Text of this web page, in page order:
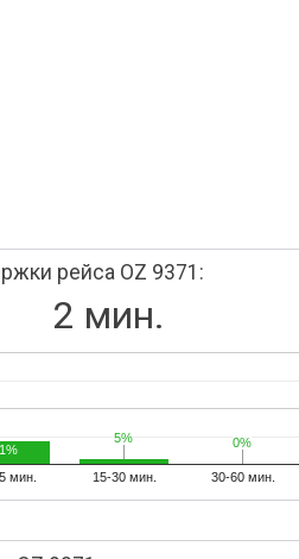
рейса OZ 9371:
2 мин.
мин. 15-30 мин. 30-60 мин.
5%
5% 0%
0%